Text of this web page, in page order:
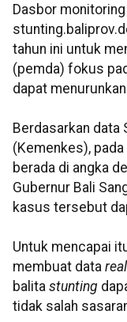
Dasbor monitoring
tahun ini untuk
(pemda) fokus
dapat
Berdasarkan data
(Kemenkes),
berada di angka
Gubernur Bali
kasus tersebut
Untuk mencapai
membuat data
balita stunting
tidak salah